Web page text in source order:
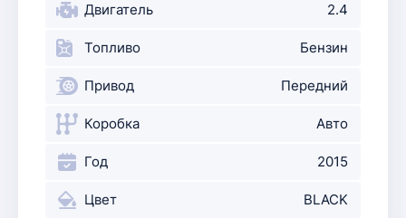
Двигатель 2.4
Топливо Бензин
Привод Передний
Коробка Авто
Год 2015
Цвет BLACK